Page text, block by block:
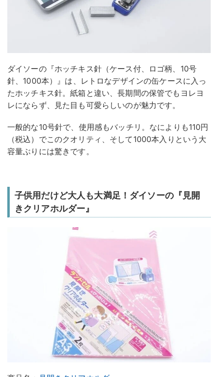
ダイソーの『ホッチキス針（ケース付、ロゴ柄、10号
針、1000本）』は、レトロなデザインの缶ケースに入っ
たホッチキス針。紙箱と違い、長期間の保管でもヨレヨ
レにならず、見た目も可愛らしいのが魅力です。
一般的な10号針で、使用感もバッチリ。なによりも110円
（税込）でこのクオリティ、そして1000本入りという大
容量ぶりには驚きです。
子供用だけど大人も大満足！ダイソーの『見開
きクリアホルダー』